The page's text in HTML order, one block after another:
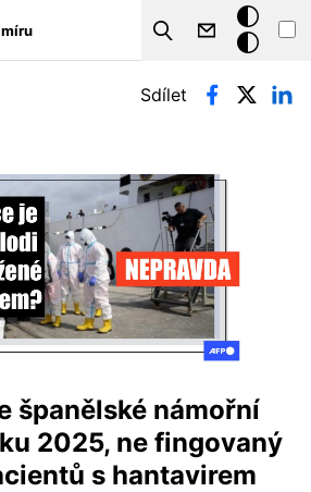
Search
Tmavý
režim
Sdílet
španělské námořní
2025, ne fingovaný
s hantavirem